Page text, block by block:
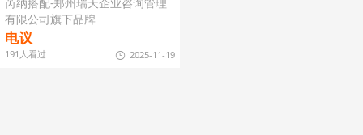
有限公司旗下品牌
电议
191人看过 2025-11-19